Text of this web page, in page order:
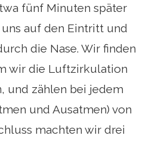
fünf Minuten später
auf den Eintritt und
die Nase. Wir finden
wir die Luftzirkulation
und zählen bei jedem
und Ausatmen) von
machten wir drei